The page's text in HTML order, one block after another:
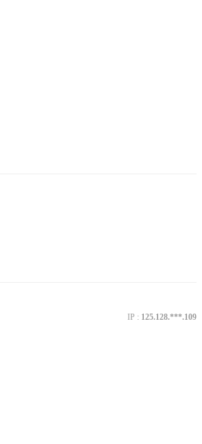
IP : 125.128.***.109